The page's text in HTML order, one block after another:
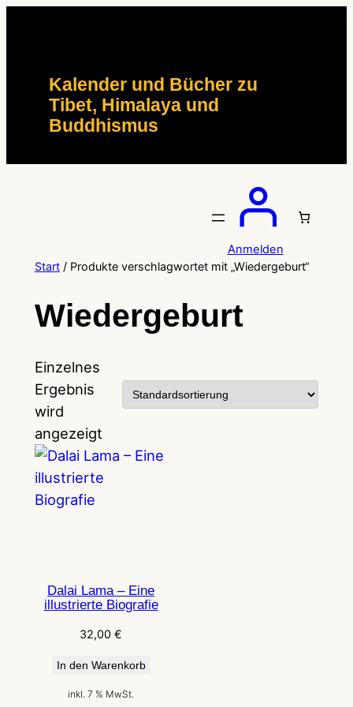
Kalender und Bücher zu
Tibet, Himalaya und
Buddhismus
Anmelden
Start/ Produkte verschlagwortet mit „Wiedergeburt“
Wiedergeburt
Einzelnes
Ergebnis
wird
angezeigt
Dalai Lama – Eine
illustrierte Biografie
32,00€
In den Warenkorb
inkl. 7 % MwSt.